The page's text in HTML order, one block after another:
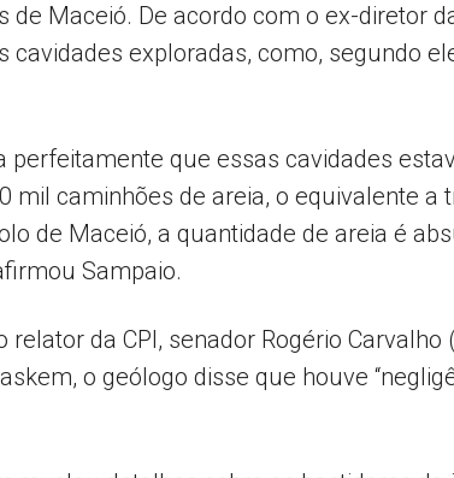
de Maceió. De acordo com o ex-diretor
cavidades exploradas, como, segundo
perfeitamente que essas cavidades
mil caminhões de areia, o equivalente
de Maceió, a quantidade de areia é
Sampaio.
relator da CPI, senador Rogério
o geólogo disse que houve